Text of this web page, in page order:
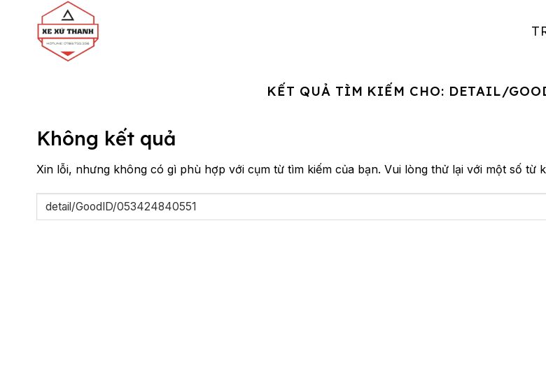
KẾT QUẢ TÌM KIẾM CHO: DETAIL/
Không kết quả
Xin lỗi, nhưng không có gì phù hợp với cụm từ tìm kiếm của bạn. Vui lòng thử lại với một số từ